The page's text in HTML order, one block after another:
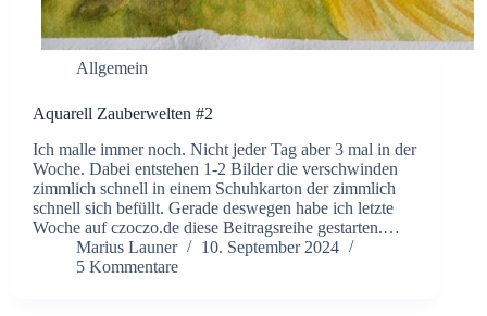
Allgemein
Aquarell Zauberwelten #2
Ich malle immer noch. Nicht jeder Tag aber 3 mal in der
Woche. Dabei entstehen 1-2 Bilder die verschwinden
zimmlich schnell in einem Schuhkarton der zimmlich
schnell sich befüllt. Gerade deswegen habe ich letzte
Woche auf czoczo.de diese Beitragsreihe gestarten.…
Marius Launer
10. September 2024
5 Kommentare